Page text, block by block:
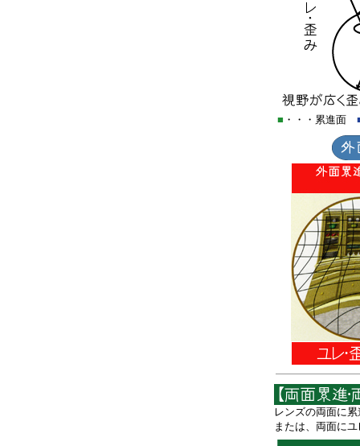
■ ・・・累進面
レンズの両面に
または、両面に